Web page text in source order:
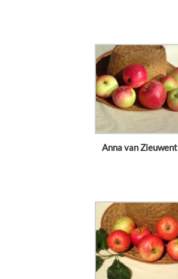
Anna van Zieuwent